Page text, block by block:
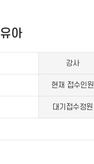
아
강사
현재 접수인원
대기접수정원